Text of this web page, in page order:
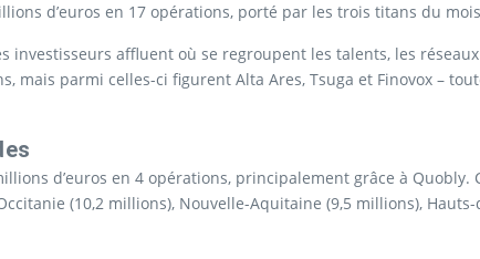
d’euros en 17 opérations, porté par les trois titans du
affluent où se regroupent les talents, les
mais parmi celles-ci figurent Alta Ares, Tsuga et Finovox –
d’euros en 4 opérations, principalement grâce à
(10,2 millions), Nouvelle-Aquitaine (9,5 millions),